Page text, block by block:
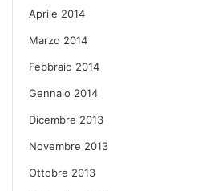
Aprile 2014
Marzo 2014
Febbraio 2014
Gennaio 2014
Dicembre 2013
Novembre 2013
Ottobre 2013